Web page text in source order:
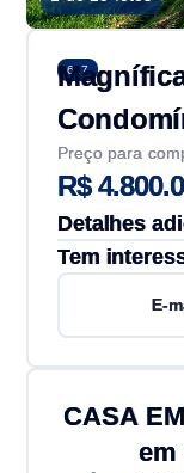
617
Preço para
R$
Detalhes
Tem
E-
CASA
em